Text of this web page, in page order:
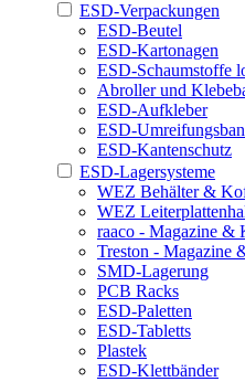
ESD-Verpackungen
ESD-Beutel
ESD-Kartonagen
ESD-Schaumstoffe
Abroller und
ESD-Aufkleber
ESD-
ESD-Kantenschutz
ESD-Lagersysteme
WEZ Behälter &
WEZ
raaco - Magazine &
Treston - Magazine
SMD-Lagerung
PCB Racks
ESD-Paletten
ESD-Tabletts
Plastek
ESD-Klettbänder